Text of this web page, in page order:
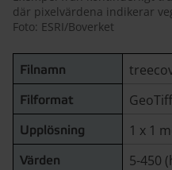
där pixelvärdena indikerar
Foto: ESRI/Boverket
Filnamn
Filformat GeoTiff
Upplösning 1 x 1
Värden 5-450